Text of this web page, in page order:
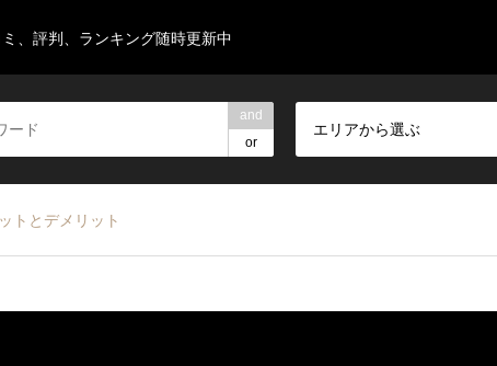
、評判、ランキング随時更新中
and
or
エリアから選ぶ
トとデメリット